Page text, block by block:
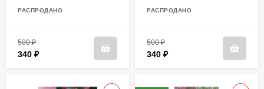
РАСПРОДАНО
500₽
340 ₽
РАСПРОДАНО
500₽
340 ₽